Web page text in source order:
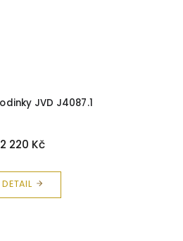
JVD J4087.1
2 220 Kč
DETAIL